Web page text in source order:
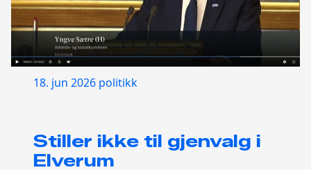
18. jun 2026 politikk
Stiller ikke til gjenvalg i
Elverum